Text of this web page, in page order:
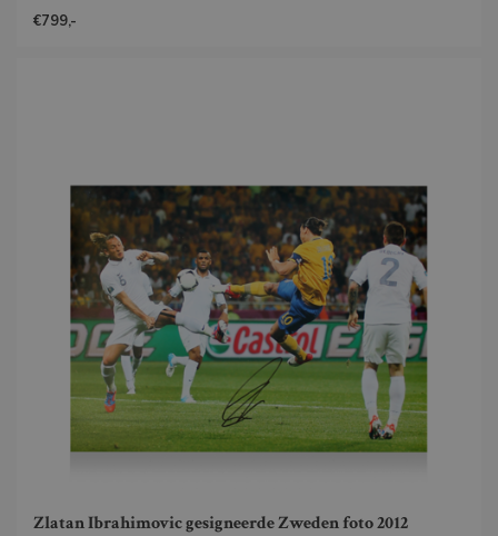
€799,-
Zlatan Ibrahimovic gesigneerde Zweden foto 2012